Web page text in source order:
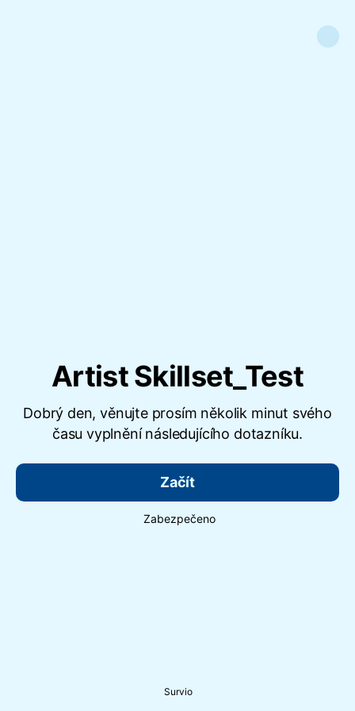
Artist Skillset_Test
Dobrý den, věnujte prosím několik minut svého
času vyplnění následujícího dotazníku.
Začít
Zabezpečeno
Survio